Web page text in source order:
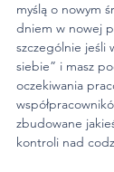
myślą o nowym
dniem w nowej
szczególnie jeśli
siebie” i masz
oczekiwania
zbudowane
kontroli nad